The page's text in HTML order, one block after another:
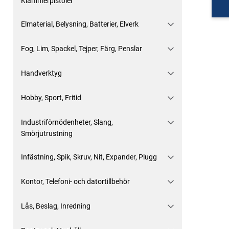
Elmaterial, Belysning, Batterier, Elverk
Fog, Lim, Spackel, Tejper, Färg, Penslar
Handverktyg
Hobby, Sport, Fritid
Industriförnödenheter, Slang,
Smörjutrustning
Infästning, Spik, Skruv, Nit, Expander, Plugg
Kontor, Telefoni- och datortillbehör
Lås, Beslag, Inredning